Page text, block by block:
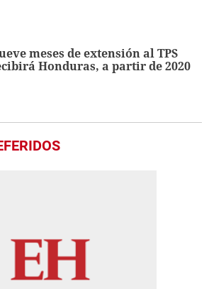
meses de extensión al TPS
Honduras, a partir de 2020